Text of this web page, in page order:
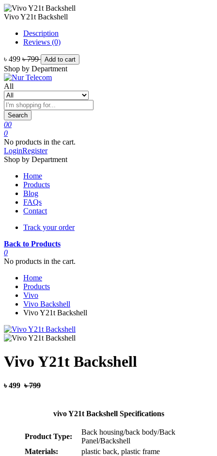
Vivo Y21t Backshell
Description
Reviews (0)
৳ 499 ৳ 799 Add to cart
Shop by Department
All
Search
00
0
No products in the cart.
LoginRegister
Shop by Department
Home
Products
Blog
FAQs
Contact
Track your order
Back to Products
0
No products in the cart.
Home
Products
Vivo
Vivo Backshell
Vivo Y21t Backshell
Vivo Y21t Backshell
৳ 499 ৳ 799
vivo Y21t Backshell Specifications
Product Type:
Back housing/back body/Back
Panel/Backshell
Materials:
plastic back, plastic frame